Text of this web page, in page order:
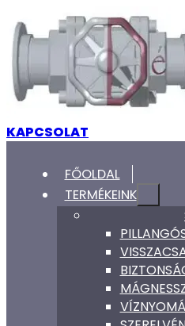
KAPCSOLAT
FŐOLDAL
TERMÉKEINK